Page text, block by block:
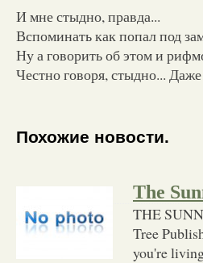
И мне стыдно, правда...
Вспоминать как попал под
Ну а говорить об этом и
Честно говоря, стыдно...
Похожие новости.
The
THE
Tree
you're